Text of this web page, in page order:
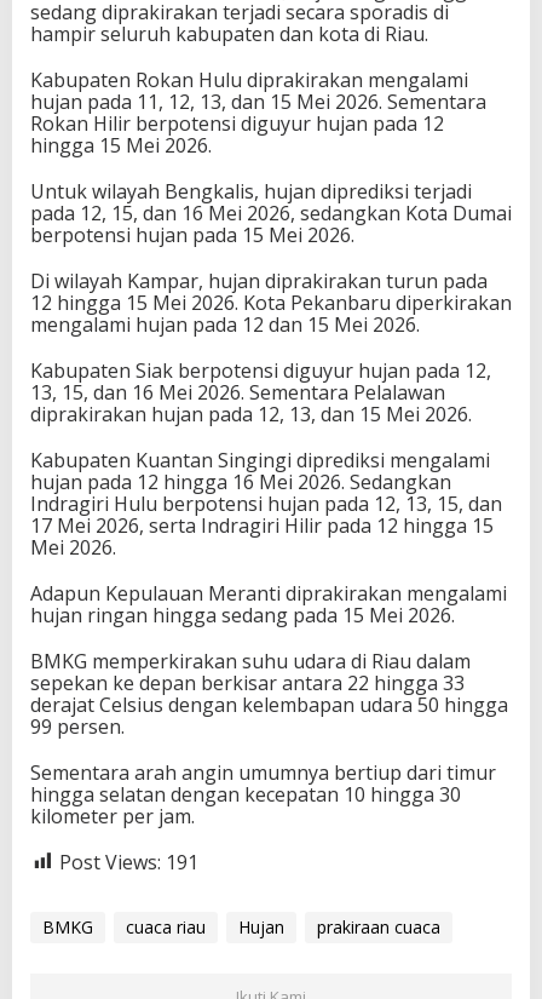
sedang diprakirakan terjadi secara sporadis di
hampir seluruh kabupaten dan kota di Riau.
Kabupaten Rokan Hulu diprakirakan mengalami
hujan pada 11, 12, 13, dan 15 Mei 2026. Sementara
Rokan Hilir berpotensi diguyur hujan pada 12
hingga 15 Mei 2026.
Untuk wilayah Bengkalis, hujan diprediksi terjadi
pada 12, 15, dan 16 Mei 2026, sedangkan Kota Dumai
berpotensi hujan pada 15 Mei 2026.
Di wilayah Kampar, hujan diprakirakan turun pada
12 hingga 15 Mei 2026. Kota Pekanbaru diperkirakan
mengalami hujan pada 12 dan 15 Mei 2026.
Kabupaten Siak berpotensi diguyur hujan pada 12,
13, 15, dan 16 Mei 2026. Sementara Pelalawan
diprakirakan hujan pada 12, 13, dan 15 Mei 2026.
Kabupaten Kuantan Singingi diprediksi mengalami
hujan pada 12 hingga 16 Mei 2026. Sedangkan
Indragiri Hulu berpotensi hujan pada 12, 13, 15, dan
17 Mei 2026, serta Indragiri Hilir pada 12 hingga 15
Mei 2026.
Adapun Kepulauan Meranti diprakirakan mengalami
hujan ringan hingga sedang pada 15 Mei 2026.
BMKG memperkirakan suhu udara di Riau dalam
sepekan ke depan berkisar antara 22 hingga 33
derajat Celsius dengan kelembapan udara 50 hingga
99 persen.
Sementara arah angin umumnya bertiup dari timur
hingga selatan dengan kecepatan 10 hingga 30
kilometer per jam.
Post Views: 191
BMKG cuaca riau Hujan prakiraan cuaca